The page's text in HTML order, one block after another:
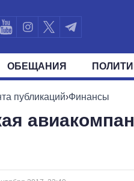
ОБЕЩАНИЯ
ВСЕ ПОЛИТИКИ ПРЕЗИДЕНТ И
публикаций›Финансы